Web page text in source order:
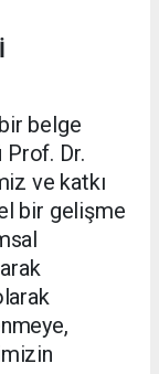
belge
Prof. Dr.
ve katkı
bir gelişme